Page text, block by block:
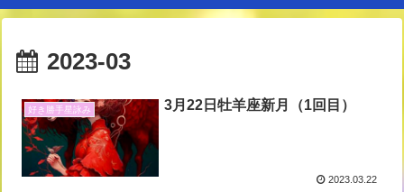
2023-03
好き勝手星詠み 3月22日牡羊座新月（1回目）
2023.03.22